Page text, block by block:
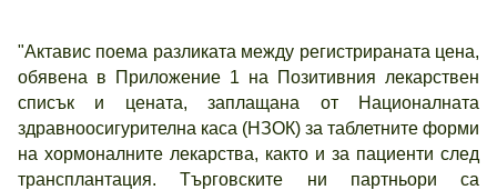
"Актавис поема разликата между регистрираната цена,
обявена в Приложение 1 на Позитивния лекарствен
списък и цената, заплащана от Националната
здравноосигурителна каса (НЗОК) за таблетните форми
на хормоналните лекарства, както и за пациенти след
трансплантация. Търговските ни партньори са